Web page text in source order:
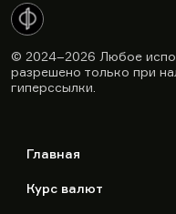
© 2024–2026 Любое
разрешено только при
гиперссылки.
Главная
Курс валют